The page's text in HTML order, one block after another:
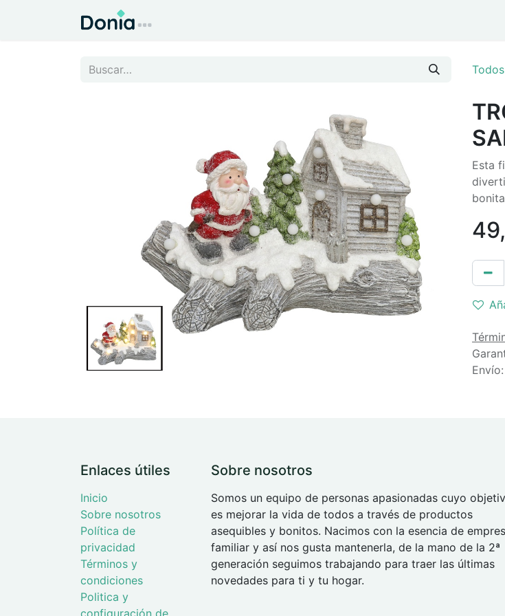
Esta
Enlaces útiles
Inicio
Sobre nosotros
Política de
privacidad
Términos y
condiciones
Politica y
configuración de
Sobre nosotros
Somos un equipo de personas apasionadas cuyo
es mejorar la vida de todos a través de productos
asequibles y bonitos. Nacimos con la esencia de
familiar y así nos gusta mantenerla, de la mano de la 2ª
generación seguimos trabajando para traer las últimas
novedades para ti y tu hogar.